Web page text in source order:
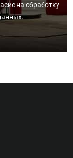
на обработку